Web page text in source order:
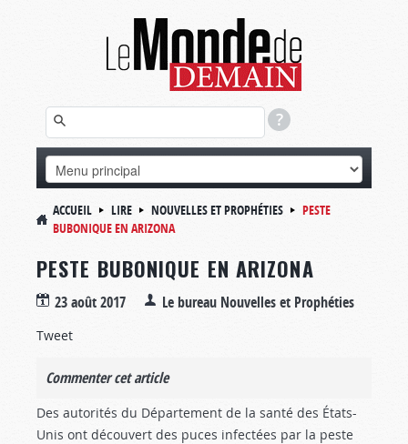
ACCUEIL LIRE NOUVELLES ET PROPHÉTIES
PESTE
BUBONIQUE EN ARIZONA
PESTE BUBONIQUE EN ARIZONA
23 août 2017 Le bureau Nouvelles et Prophéties
Tweet
Commenter cet article
Des autorités du Département de la santé des États-
Unis ont découvert des puces infectées par la peste